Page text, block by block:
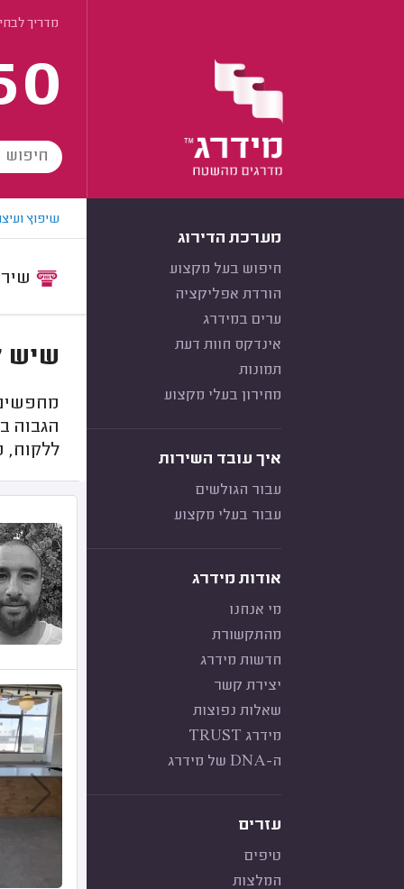
מדריך
מערכת הדירוג
חיפוש בעל מקצוע
הורדת אפליקציה
ערים במידרג
אינדקס חוות דעת
תמונות
מחירון בעלי מקצוע
איך עובד השירות
עבור הגולשים
עבור בעלי מקצוע
אודות מידרג
מי אנחנו
מהתקשורת
חדשות מידרג
יצירת קשר
שאלות נפוצות
מידרג TRUST
ה-DNA של מידרג
עזרים
טיפים
המלצות
שיפוץ
שיש
הגבוה
ללקוח,